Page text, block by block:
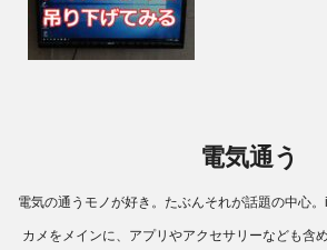
電気通う
電気の通うモノが好き。たぶんそれが話題の中心
カメをメインに、アプリやアクセサリーなども含